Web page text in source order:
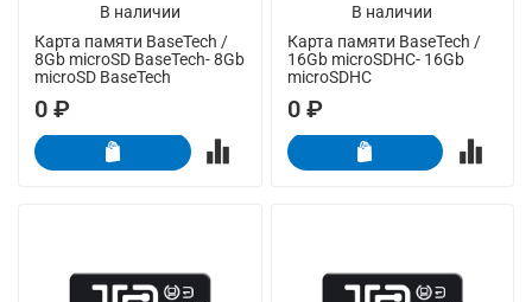
В наличии
Карта памяти BaseTech /
8Gb microSD BaseTech- 8Gb
microSD BaseTech
0 ₽
В наличии
Карта памяти BaseTech /
16Gb microSDHC- 16Gb
microSDHC
0 ₽